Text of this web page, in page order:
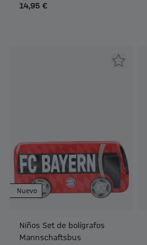
14,95 €
Nuevo
Niños Set de bolígrafos
Mannschaftsbus